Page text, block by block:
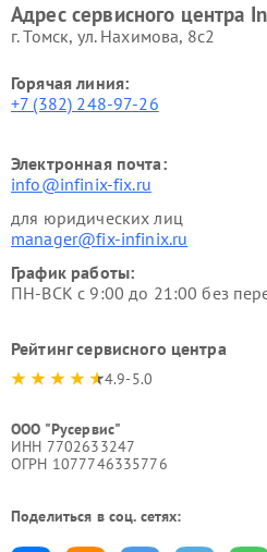
Адрес сервисного центра
г. Томск, ул. Нахимова, 8с2
Горячая линия:
+7 (382) 248-97-26
Электронная почта:
info@infinix-fix.ru
для юридических лиц
manager@fix-infinix.ru
График работы:
ПН-ВСК с 9:00 до 21:00 без
Рейтинг сервисного центра
4.9-5.0
ООО "Русервис"
ИНН 7702633247
ОГРН 1077746335776
Поделиться в соц. сетях: